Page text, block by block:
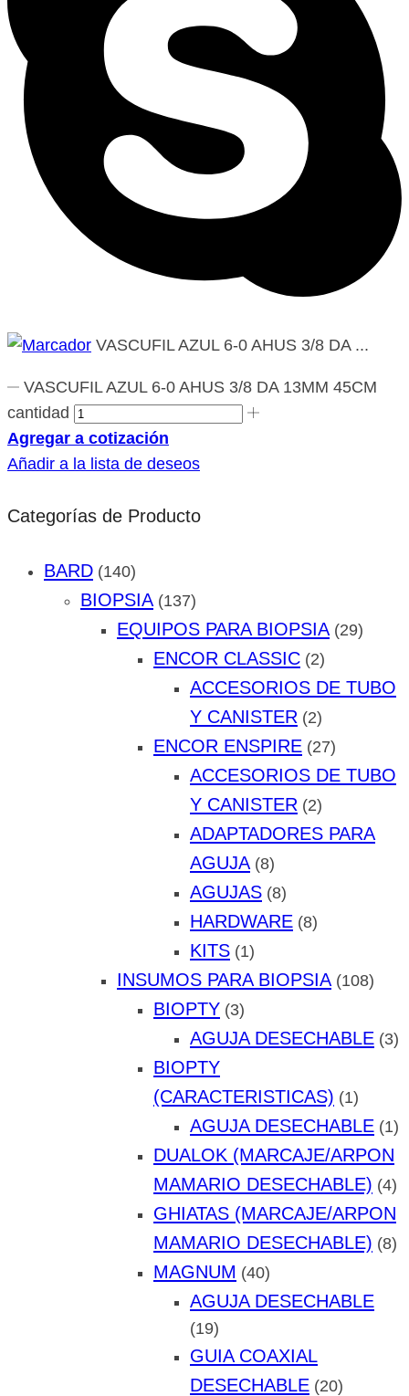
VASCUFIL AZUL 6-0 AHUS 3/8 DA ...
VASCUFIL AZUL 6-0 AHUS 3/8 DA 13MM 45CM
cantidad
Agregar a cotización
Añadir a la lista de deseos
Categorías de Producto
BARD (140)
BIOPSIA (137)
EQUIPOS PARA BIOPSIA (29)
ENCOR CLASSIC (2)
ACCESORIOS DE TUBO
Y CANISTER (2)
ENCOR ENSPIRE (27)
ACCESORIOS DE TUBO
Y CANISTER (2)
ADAPTADORES PARA
AGUJA (8)
AGUJAS (8)
HARDWARE (8)
KITS (1)
INSUMOS PARA BIOPSIA (108)
BIOPTY (3)
AGUJA DESECHABLE (3)
BIOPTY
(CARACTERISTICAS) (1)
AGUJA DESECHABLE (1)
DUALOK (MARCAJE/ARPON
MAMARIO DESECHABLE) (4)
GHIATAS (MARCAJE/ARPON
MAMARIO DESECHABLE) (8)
MAGNUM (40)
AGUJA DESECHABLE
(19)
GUIA COAXIAL
DESECHABLE (20)